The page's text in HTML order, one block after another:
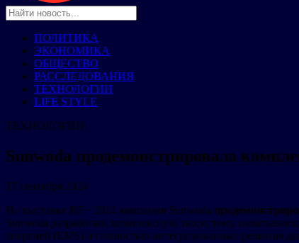
ПОЛИТИКА
ЭКОНОМИКА
ОБЩЕСТВО
РАССЛЕДОВАНИЯ
ТЕХНОЛОГИИ
LIFE STYLE
ТЕХНОЛОГИИ
Sunwoda продемонстрировала
17 сентября 2024
На выставке RE+ 2024 компания Sunwoda
Sunwoda разработала комплексную экосистему,
энергией (EMS) и полностью интегрированные решения